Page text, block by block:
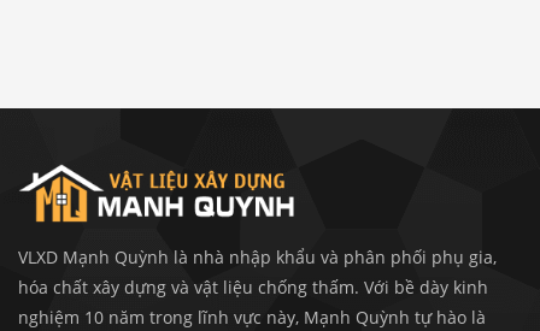
VLXD Mạnh Quỳnh là nhà nhập khẩu và phân phối phụ gia,
hóa chất xây dựng và vật liệu chống thấm. Với bề dày kinh
nghiệm 10 năm trong lĩnh vực này, Mạnh Quỳnh tự hào là